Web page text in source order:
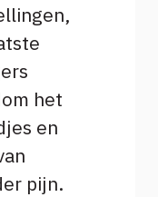
het
en
pijn.